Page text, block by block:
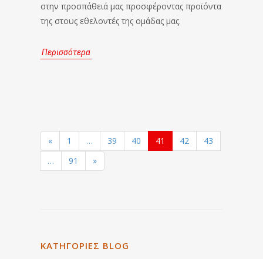
στην προσπάθειά μας προσφέροντας προϊόντα
της στους εθελοντές της ομάδας μας.
Περισσότερα
« 1 … 39 40 41 42
43
…
91 »
ΚΑΤΗΓΟΡΙΕΣ BLOG